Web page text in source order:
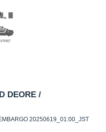
DEORE /
20250619_01:00_JST